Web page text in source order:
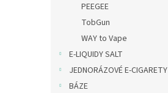
PEEGEE
TobGun
WAY to Vape
E-LIQUIDY SALT
JEDNORÁZOVÉ E-CIGARETY
BÁZE